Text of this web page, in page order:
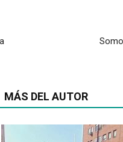
MÁS DEL AUTOR